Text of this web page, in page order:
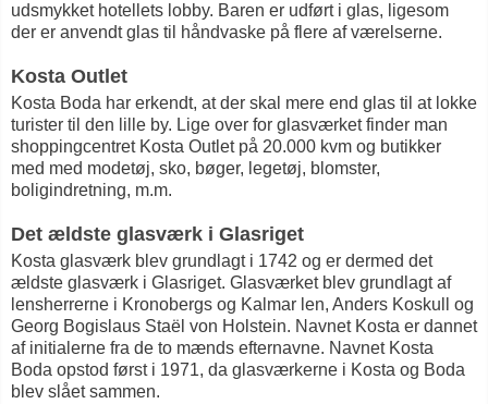
udsmykket hotellets lobby. Baren er udført i glas, ligesom
der er anvendt glas til håndvaske på flere af værelserne.
Kosta Outlet
Kosta Boda har erkendt, at der skal mere end glas til at lokke
turister til den lille by. Lige over for glasværket finder man
shoppingcentret Kosta Outlet på 20.000 kvm og butikker
med med modetøj, sko, bøger, legetøj, blomster,
boligindretning, m.m.
Det ældste glasværk i Glasriget
Kosta glasværk blev grundlagt i 1742 og er dermed det
ældste glasværk i Glasriget. Glasværket blev grundlagt af
lensherrerne i Kronobergs og Kalmar len, Anders Koskull og
Georg Bogislaus Staël von Holstein. Navnet Kosta er dannet
af initialerne fra de to mænds efternavne. Navnet Kosta
Boda opstod først i 1971, da glasværkerne i Kosta og Boda
blev slået sammen.